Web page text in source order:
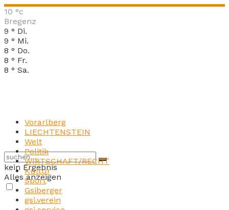
10 °c
Bregenz
9 ° Di.
9 ° Mi.
8 ° Do.
8 ° Fr.
8 ° Sa.
kein Ergebnis
Alles anzeigen
Vorarlberg
LIECHTENSTEIN
Welt
Politik
WIRTSCHAFT/RECHT
Kultur
Sport
Gsiberger
gsi.verein